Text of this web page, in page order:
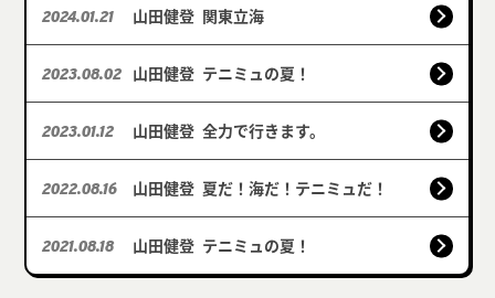
2024.01.21 山田健登 関東立海
2023.08.02 山田健登 テニミュの夏！
2023.01.12 山田健登 全力で行きます。
2022.08.16 山田健登 夏だ！海だ！テニミュだ！
2021.08.18 山田健登 テニミュの夏！